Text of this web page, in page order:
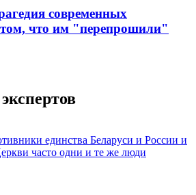
современных
что им "перепрошили"
единства Беларуси и России и
часто одни и те же люди